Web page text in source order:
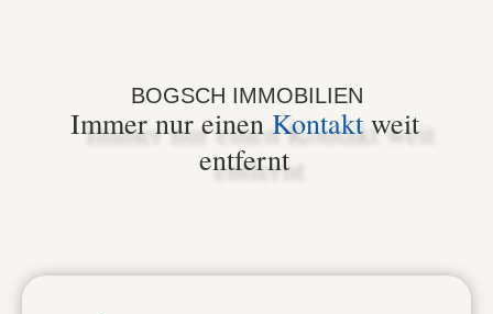
BOGSCH IMMOBILIEN
Immer nur einen Kontaktweit
entfernt